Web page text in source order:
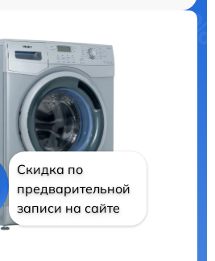
Скидка по
предварительной
записи на сайте